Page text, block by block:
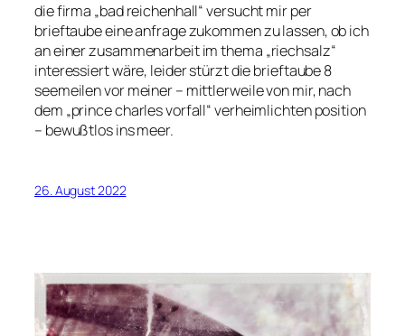
die firma „bad reichenhall“ versucht mir per
brieftaube eine anfrage zukommen zu lassen, ob ich
an einer zusammenarbeit im thema „riechsalz“
interessiert wäre, leider stürzt die brieftaube 8
seemeilen vor meiner – mittlerweile von mir, nach
dem „prince charles vorfall“ verheimlichten position
– bewußtlos ins meer.
26. August 2022